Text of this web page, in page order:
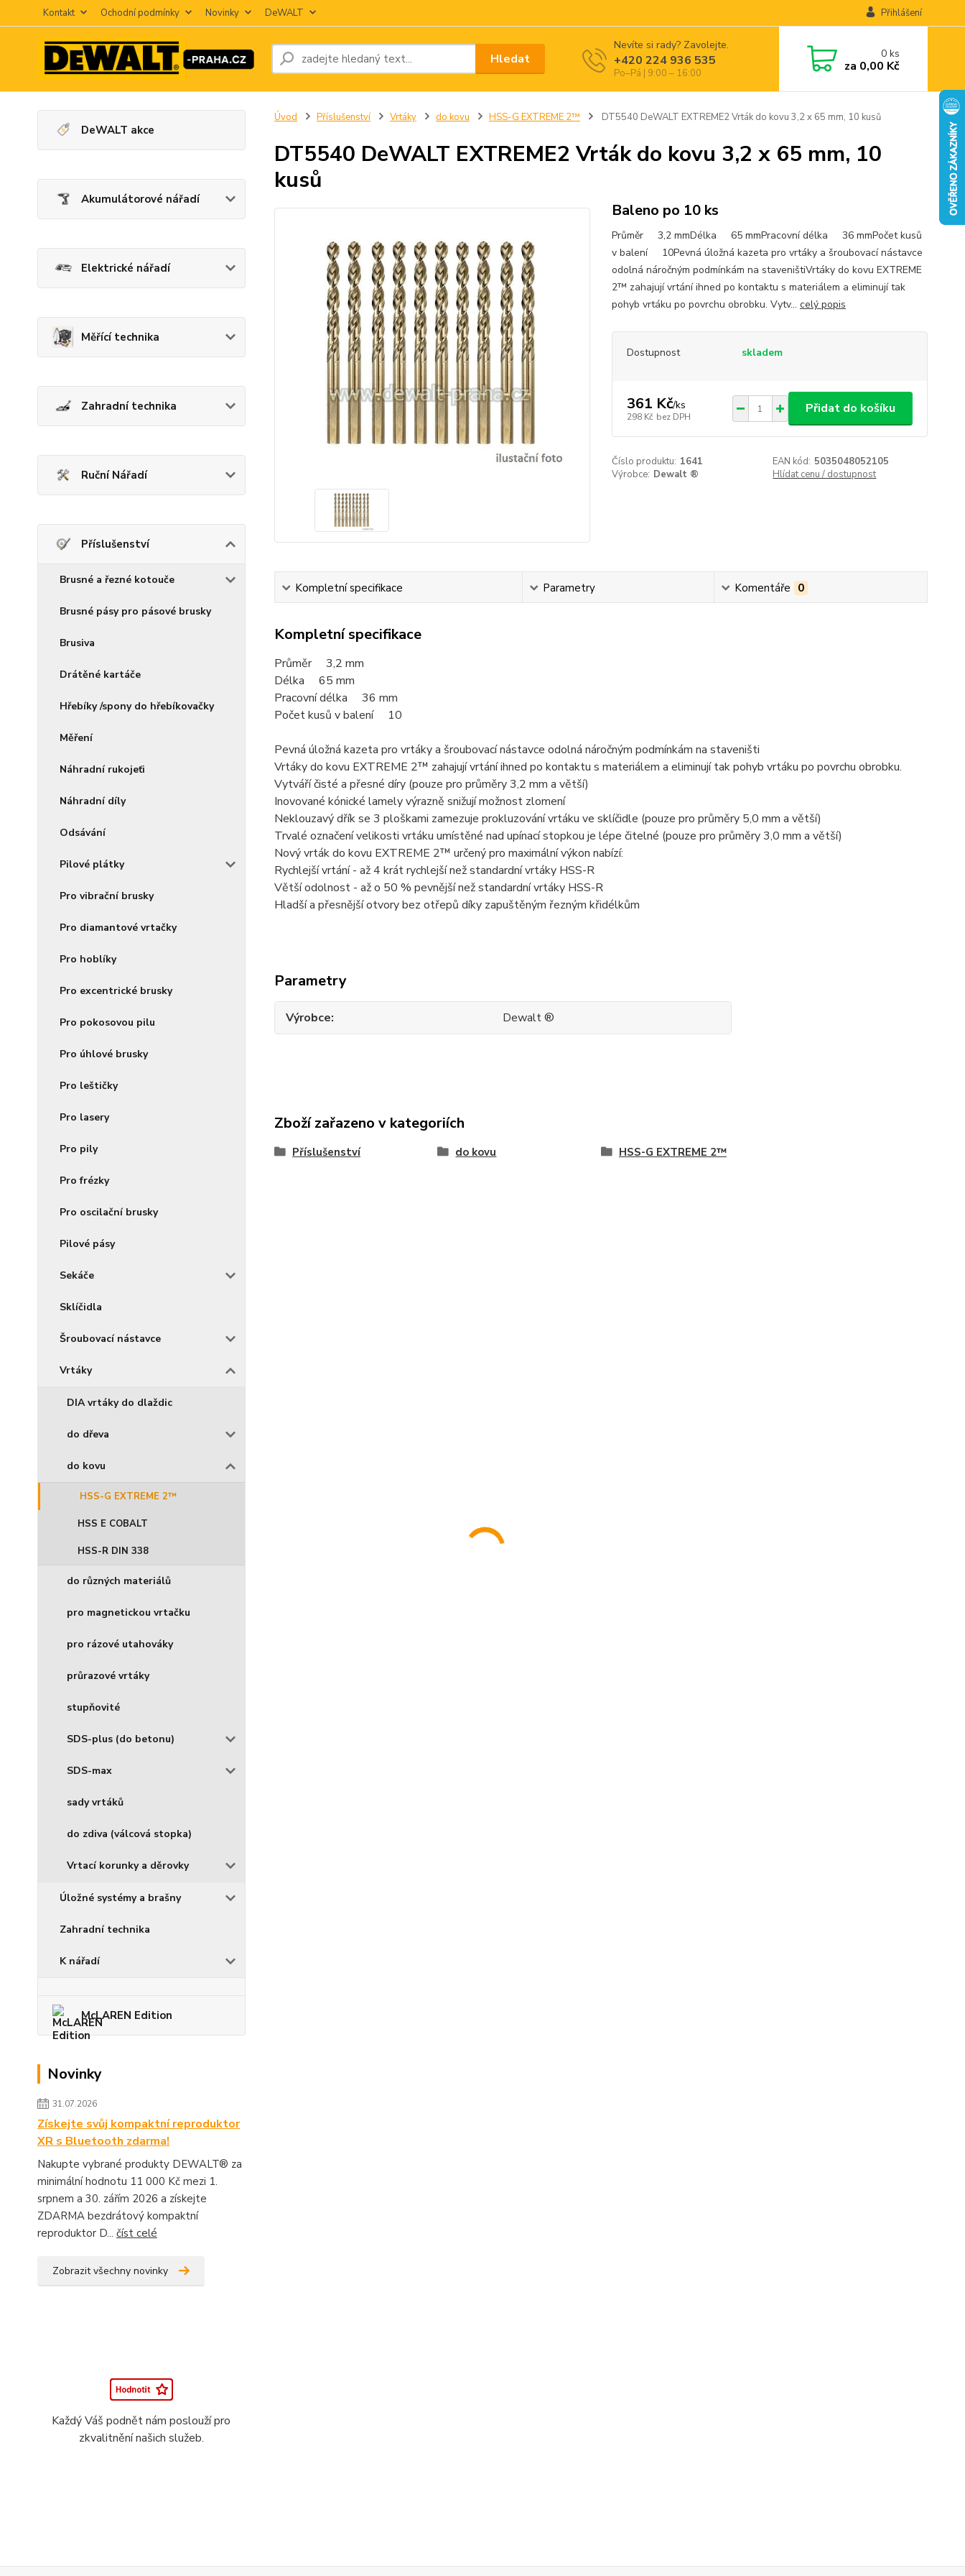
Kontakt Ochodní podmínky Novinky DeWALT Přihlášení
Hledat
Nevíte si rady? Zavolejte.
+420 224 936 535
Po–Pá | 9:00 – 16:00
0ks
za 0,00 Kč
DeWALT akce
Akumulátorové nářadí
Elektrické nářadí
Měřící technika
Zahradní technika
Ruční Nářadí
Příslušenství
Brusné a řezné kotouče
Brusné pásy pro pásové brusky
Brusiva
Drátěné kartáče
Hřebíky /spony do hřebíkovačky
Měření
Náhradní rukojeťi
Náhradní díly
Odsávání
Pilové plátky
Pro vibrační brusky
Pro diamantové vrtačky
Pro hoblíky
Pro excentrické brusky
Pro pokosovou pilu
Pro úhlové brusky
Pro leštičky
Pro lasery
Pro pily
Pro frézky
Pro oscilační brusky
Pilové pásy
Sekáče
Sklíčidla
Šroubovací nástavce
Vrtáky
DIA vrtáky do dlaždic
do dřeva
do kovu
HSS-G EXTREME 2™
HSS E COBALT
HSS-R DIN 338
do různých materiálů
pro magnetickou vrtačku
pro rázové utahováky
průrazové vrtáky
stupňovité
SDS-plus (do betonu)
SDS-max
sady vrtáků
do zdiva (válcová stopka)
Vrtací korunky a děrovky
Úložné systémy a brašny
Zahradní technika
K nářadí
McLAREN Edition
Novinky
31.07.2026
Získejte svůj kompaktní reproduktor
XR s Bluetooth zdarma!
Nakupte vybrané produkty DEWALT® za
minimální hodnotu 11 000 Kč mezi 1.
srpnem a 30. zářím 2026 a získejte
ZDARMA bezdrátový kompaktní
reproduktor D... číst celé
Zobrazit všechny novinky
Každý Váš podnět nám poslouží pro
zkvalitnění našich služeb.
Úvod Příslušenství Vrtáky do kovu HSS-G EXTREME 2™ DT5540 DeWALT EXTREME2 Vrták do kovu 3,2 x 65 mm, 10 kusů
DT5540 DeWALT EXTREME2 Vrták do kovu 3,2 x 65 mm, 10
kusů
Baleno po 10 ks
Průměr 3,2 mmDélka 65 mmPracovní délka 36 mmPočet kusů
v balení 10Pevná úložná kazeta pro vrtáky a šroubovací nástavce
odolná náročným podmínkám na staveništiVrtáky do kovu EXTREME
2™ zahajují vrtání ihned po kontaktu s materiálem a eliminují tak
pohyb vrtáku po povrchu obrobku. Vytv... celý popis
Dostupnost skladem
361 Kč/ks
298 Kč bez DPH
Přidat do košíku
Číslo produktu: 1641 EAN kód: 5035048052105
Výrobce: Dewalt ® Hlídat cenu / dostupnost
Kompletní specifikace Parametry Komentáře 0
Kompletní specifikace
Průměr 3,2 mm
Délka 65 mm
Pracovní délka 36 mm
Počet kusů v balení 10
Pevná úložná kazeta pro vrtáky a šroubovací nástavce odolná náročným podmínkám na staveništi
Vrtáky do kovu EXTREME 2™ zahajují vrtání ihned po kontaktu s materiálem a eliminují tak pohyb vrtáku po povrchu obrobku.
Vytváří čisté a přesné díry (pouze pro průměry 3,2 mm a větší)
Inovované kónické lamely výrazně snižují možnost zlomení
Neklouzavý dřík se 3 ploškami zamezuje prokluzování vrtáku ve sklíčidle (pouze pro průměry 5,0 mm a větší)
Trvalé označení velikosti vrtáku umístěné nad upínací stopkou je lépe čitelné (pouze pro průměry 3,0 mm a větší)
Nový vrták do kovu EXTREME 2™ určený pro maximální výkon nabízí:
Rychlejší vrtání - až 4 krát rychlejší než standardní vrtáky HSS-R
Větší odolnost - až o 50 % pevnější než standardní vrtáky HSS-R
Hladší a přesnější otvory bez otřepů díky zapuštěným řezným křidélkům
Parametry
Výrobce Dewalt ®
Zboží zařazeno v kategoriích
Příslušenství do kovu HSS-G EXTREME 2™